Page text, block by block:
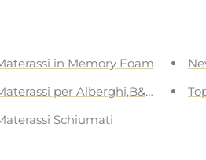
in Memory Foam
per Alberghi,B&B e Hotel
Schiumati